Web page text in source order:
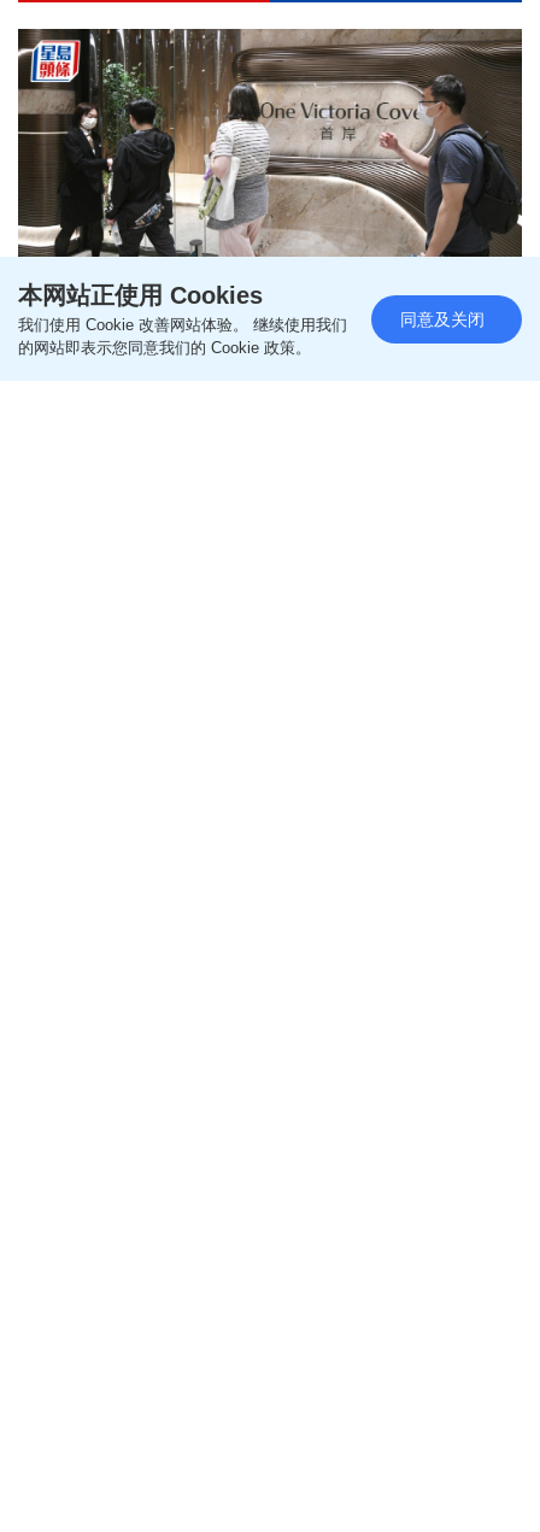
首岸周三推售22伙 包括10伙特色
户
本网站正使用 Cookies
我们使用 Cookie 改善网站体验。 继续使用我们
的网站即表示您同意我们的 Cookie 政策。
同意及关闭